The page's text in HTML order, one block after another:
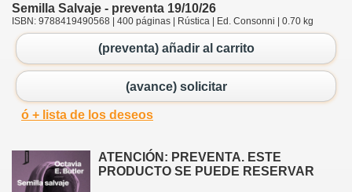
Semilla Salvaje - preventa 19/10/26
ISBN: 9788419490568 | 400 páginas | Rústica | Ed. Consonni | 0.70 kg
(preventa) añadir al carrito
(avance) solicitar
ó + lista de los deseos
ATENCIÓN: PREVENTA. ESTE
PRODUCTO SE PUEDE RESERVAR